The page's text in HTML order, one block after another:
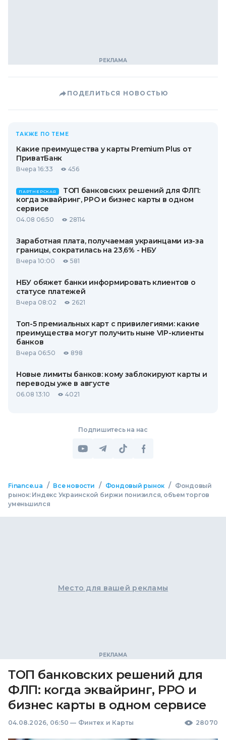
ПОДЕЛИТЬСЯ НОВОСТЬЮ
ТАКЖЕ ПО ТЕМЕ
Какие преимущества у карты Premium Plus от
ПриватБанк
Вчера 16:33 456
ПАРТНЕРСКАЯ
ТОП банковских решений для ФЛП:
когда эквайринг, РРО и бизнес карты в одном
сервисе
04.08 06:50 28114
Заработная плата, получаемая украинцами из-за
границы, сократилась на 23,6% - НБУ
Вчера 10:00 581
НБУ обяжет банки информировать клиентов о
статусе платежей
Вчера 08:02 2621
Топ-5 премиальных карт с привилегиями: какие
преимущества могут получить ныне VIP-клиенты
банков
Вчера 06:50 898
Новые лимиты банков: кому заблокируют карты и
переводы уже в августе
06.08 13:10 4021
Подпишитесь на нас
Finance.ua / Все новости / Фондовый рынок /
Фондовый
рынок: Индекс Украинской биржи понизился, объем торгов
уменьшился
Место для вашей рекламы
ТОП банковских решений для
ФЛП: когда эквайринг, РРО и
бизнес карты в одном сервисе
04.08.2026, 06:50 — Финтех и Карты 28070